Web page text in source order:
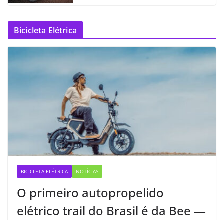
Bicicleta Elétrica
BICICLETA ELÉTRICA NOTÍCIAS
O primeiro autopropelido
elétrico trail do Brasil é da Bee —